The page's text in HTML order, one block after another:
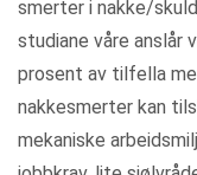
smerter i nakke/
studiane våre anslår
prosent av tilfella
nakkesmerter kan
mekaniske